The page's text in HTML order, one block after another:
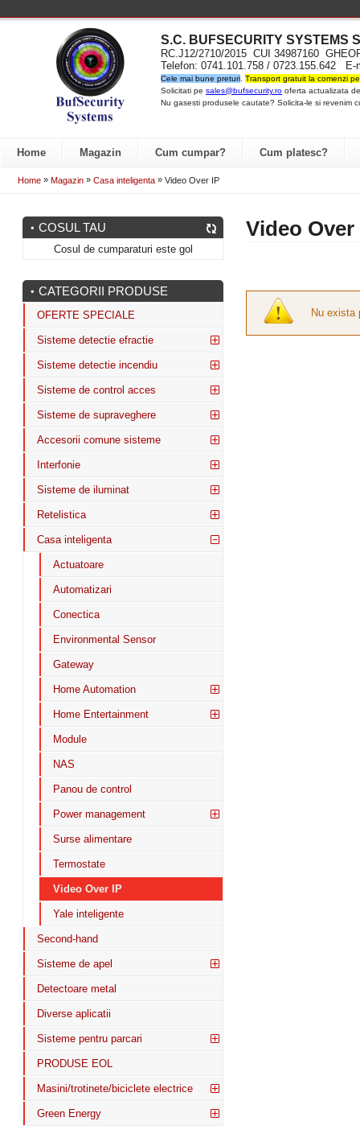
S.C. BUFSECURITY SYSTEMS
RC.J12/2710/2015 CUI 34987160
Telefon: 0741.101.758 / 0723.155.642
Cele mai bune preturi Transport gratuit la comenzi
Solicitati pe sales@bufsecurity.ro oferta actualizata
Nu gasesti produsele cautate? Solicita-le si revenim
Home Magazin Cum cumpar? Cum platesc?
Home » Magazin » Casa inteligenta » Video Over IP
Video Over
Nu exista
COSUL TAU
Cosul de cumparaturi este gol
CATEGORII PRODUSE
OFERTE SPECIALE
Sisteme detectie efractie
Sisteme detectie incendiu
Sisteme de control acces
Sisteme de supraveghere
Accesorii comune sisteme
Interfonie
Sisteme de iluminat
Retelistica
Casa inteligenta
Actuatoare
Automatizari
Conectica
Environmental Sensor
Gateway
Home Automation
Home Entertainment
Module
NAS
Panou de control
Power management
Surse alimentare
Termostate
Video Over IP
Yale inteligente
Second-hand
Sisteme de apel
Detectoare metal
Diverse aplicatii
Sisteme pentru parcari
PRODUSE EOL
Masini/trotinete/biciclete electrice
Green Energy